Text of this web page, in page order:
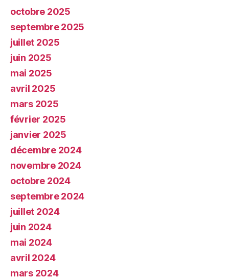
octobre 2025
septembre 2025
juillet 2025
juin 2025
mai 2025
avril 2025
mars 2025
février 2025
janvier 2025
décembre 2024
novembre 2024
octobre 2024
septembre 2024
juillet 2024
juin 2024
mai 2024
avril 2024
mars 2024